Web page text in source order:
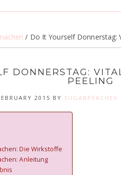
/ Do It Yourself Donnerstag:
DONNERSTAG:
PEELING
2015 BY SUGARPEACHES
Die Wirkstoffe
Anleitung